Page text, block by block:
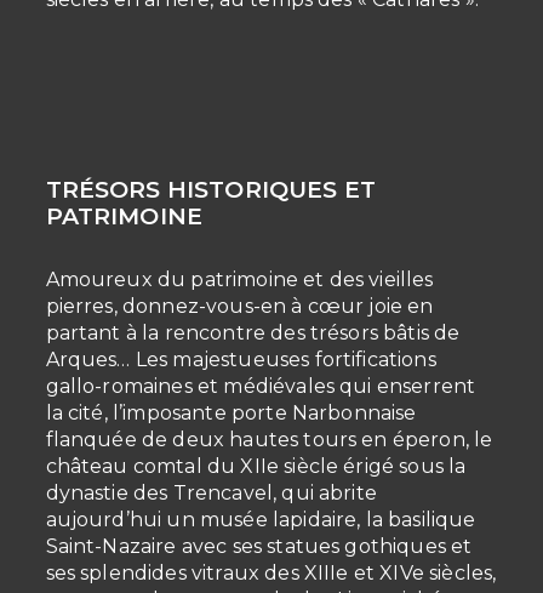
TRÉSORS HISTORIQUES ET
PATRIMOINE
Amoureux du patrimoine et des vieilles
pierres, donnez-vous-en à cœur joie en
partant à la rencontre des trésors bâtis de
Arques… Les majestueuses fortifications
gallo-romaines et médiévales qui enserrent
la cité, l’imposante porte Narbonnaise
flanquée de deux hautes tours en éperon, le
château comtal du XIIe siècle érigé sous la
dynastie des Trencavel, qui abrite
aujourd’hui un musée lapidaire, la basilique
Saint-Nazaire avec ses statues gothiques et
ses splendides vitraux des XIIIe et XIVe siècles,